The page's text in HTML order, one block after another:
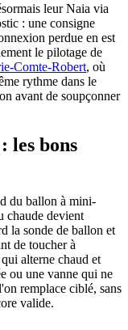
leur Naia via
: une consigne
perdue en est
le pilotage de
Comte-Robert, où
rythme dans le
avant de soupçonner
les bons
du ballon à mini-
chaude devient
la sonde de ballon et
de toucher à
alterne chaud et
ou une vanne qui ne
remplace ciblé, sans
valide.